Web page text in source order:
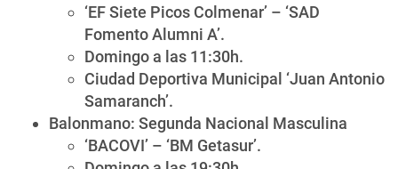
‘EF Siete Picos Colmenar’ – ‘SAD
Fomento Alumni A’.
Domingo a las 11:30h.
Ciudad Deportiva Municipal ‘Juan Antonio
Samaranch’.
Balonmano: Segunda Nacional Masculina
‘BACOVI’ – ‘BM Getasur’.